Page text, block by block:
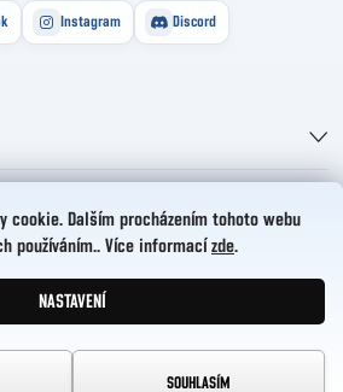
cookie. Dalším procházením tohoto webu
používáním.. Více informací zde.
NASTAVENÍ
SOUHLASÍM
Instagram Discord
. Všechna práva vyhrazena.